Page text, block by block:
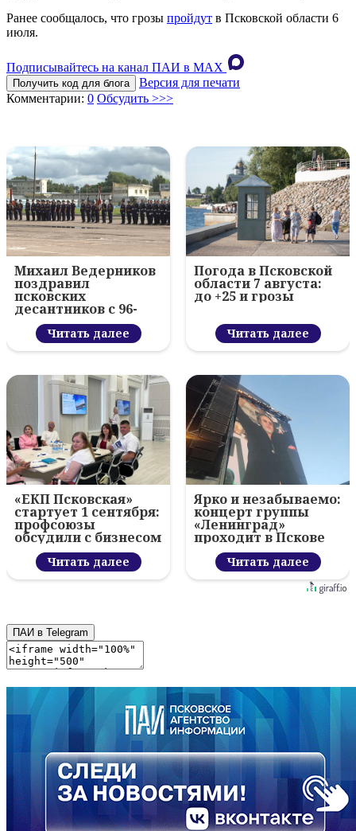
Ранее сообщалось, что грозы пройдут в Псковской области 6
июля.
Подписывайтесь на канал ПАИ в MAХ
Получить код для блога
Версия для печати
Комментарии: 0 Обсудить >>>
Михаил Ведерников
поздравил
псковских
десантников с 96-
летием ВДВ и
вручил награды
Читать далее
Погода в Псковской
области 7 августа:
до +25 и грозы
Читать далее
«ЕКП Псковская»
стартует 1 сентября:
профсоюзы
обсудили с бизнесом
новый цифровой
проектЧитать далее
Ярко и незабываемо:
концерт группы
«Ленинград»
проходит в Пскове
Читать далее
ПАИ в Telegram